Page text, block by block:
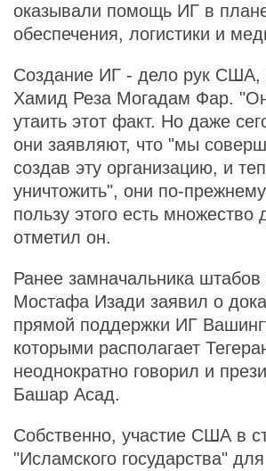
оказывали помощь ИГ в
обеспечения, логистики и
Создание ИГ - дело рук США,
Хамид Реза Могадам Фар.
утаить этот факт. Но даже
они заявляют, что "мы
создав эту организацию, и
уничтожить", они по-
пользу этого есть множество
отметил он.
Ранее замначальника
Мостафа Изади заявил о
прямой поддержки ИГ
которыми располагает
неоднократно говорил и
Башар Асад.
Собственно, участие США в
"Исламского государства"